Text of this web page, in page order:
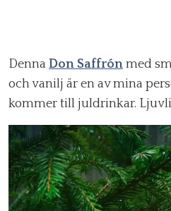
Denna Don Saffrón med
och vanilj är en av mina
kommer till juldrinkar.